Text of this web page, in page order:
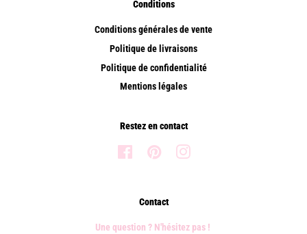
Conditions
Conditions générales de vente
Politique de livraisons
Politique de confidentialité
Mentions légales
Restez en contact
Facebook Pinterest
Contact
Une question ? N'hésitez pas !